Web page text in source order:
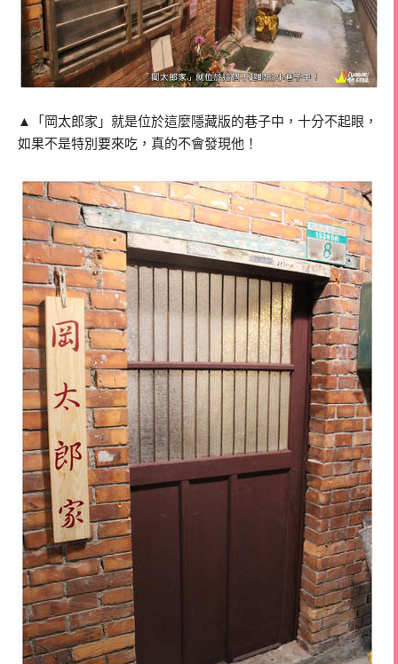
▲「岡太郎家」就是位於這麼隱藏版的巷子中，十分不起眼，
如果不是特別要來吃，真的不會發現他！